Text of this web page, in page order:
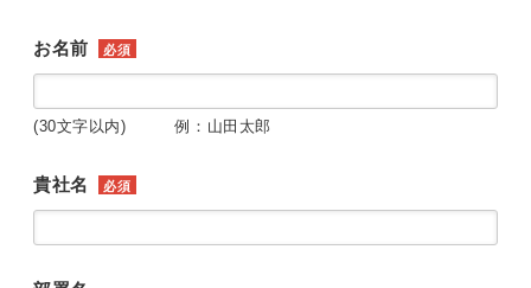
お名前 必須
(30文字以内) 例：山田太郎
貴社名 必須